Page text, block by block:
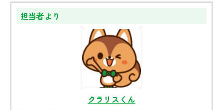
担当者より
クラリスくん